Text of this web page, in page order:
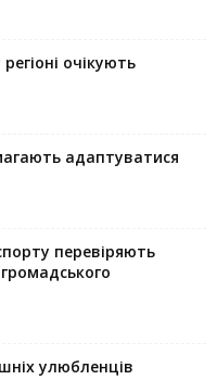
очікують
адаптуватися
перевіряють
улюбленців